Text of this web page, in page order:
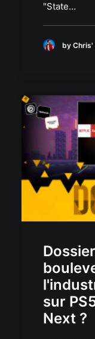
"State…
by Chris'
sur
Next ?